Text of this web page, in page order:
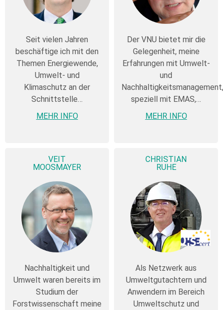
Seit vielen Jahren
beschäftige ich mit den
Themen Energiewende,
Umwelt- und
Klimaschutz an der
Schnittstelle…
MEHR INFO
Der VNU bietet mir die
Gelegenheit, meine
Erfahrungen mit Umwelt-
und
Nachhaltigkeitsmanagement,
speziell mit EMAS,…
MEHR INFO
VEIT
MOOSMAYER
Nachhaltigkeit und
Umwelt waren bereits im
Studium der
Forstwissenschaft meine
CHRISTIAN
RUHE
Als Netzwerk aus
Umweltgutachtern und
Anwendern im Bereich
Umweltschutz und